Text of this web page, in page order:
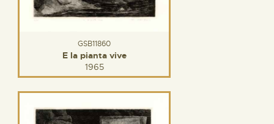
GSB11860
E la pianta vive
1965